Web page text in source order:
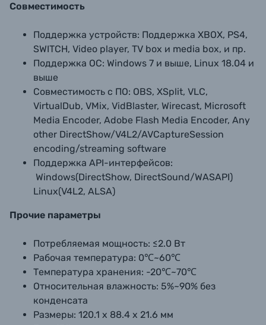
Совместимость
Поддержка устройств: Поддержка XBOX, PS4,
SWITCH, Video player, TV box и media box, и пр.
Поддержка ОС: Windows 7 и выше, Linux 18.04 и
выше
Совместимость с ПО: OBS, XSplit, VLC,
VirtualDub, VMix, VidBlaster, Wirecast, Microsoft
Media Encoder, Adobe Flash Media Encoder, Any
other DirectShow/V4L2/AVCaptureSession
encoding/streaming software
Поддержка API-интерфейсов:
Windows(DirectShow, DirectSound/WASAPI)
Linux(V4L2, ALSA)
Прочие параметры
Потребляемая мощность: ≤2.0 Вт
Рабочая температура: 0℃~60℃
Температура хранения: -20℃~70℃
Относительная влажность: 5%~90% без
конденсата
Размеры: 120.1 х 88.4 х 21.6 мм